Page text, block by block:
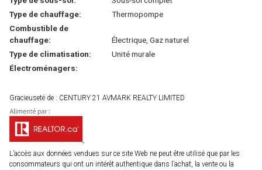
Type de chauffage:
Thermopompe
Combustible de
chauffage:
Électrique, Gaz naturel
Type de climatisation:
Unité murale
Électroménagers:
Gracieuseté de : CENTURY 21 AVMARK REALTY LIMITED
L’accès aux données vendues sur ce site Web ne peut être utilisé que par les
consommateurs qui ont un intérêt authentique dans l’achat, la vente ou la